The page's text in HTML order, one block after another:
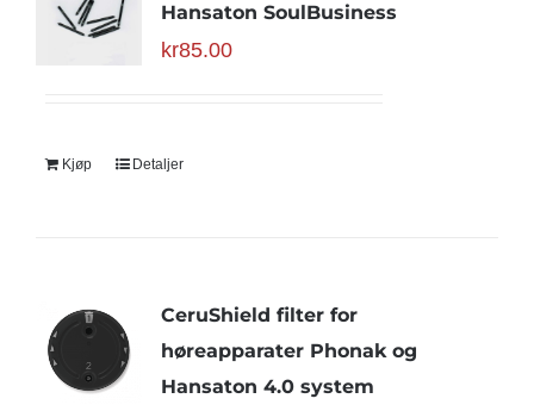
Hansaton SoulBusiness
kr85.00
Kjøp Detaljer
CeruShield filter for
høreapparater Phonak og
Hansaton 4.0 system